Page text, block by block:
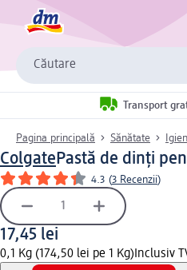
Căutare
Transport
Pagina principală Sănătate
ColgatePastă de dinți
4.3 (3 Recenzii)
17,45 lei
0,1 Kg (174,50 lei pe 1 Kg) Inclusiv